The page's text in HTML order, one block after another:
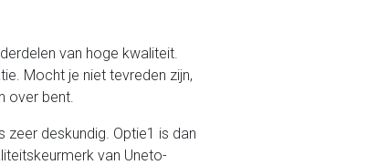
van hoge kwaliteit.
Mocht je niet tevreden zijn,
over bent.
zeer deskundig. Optie1 is dan
van Uneto-